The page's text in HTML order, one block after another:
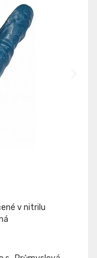
v nitrilu